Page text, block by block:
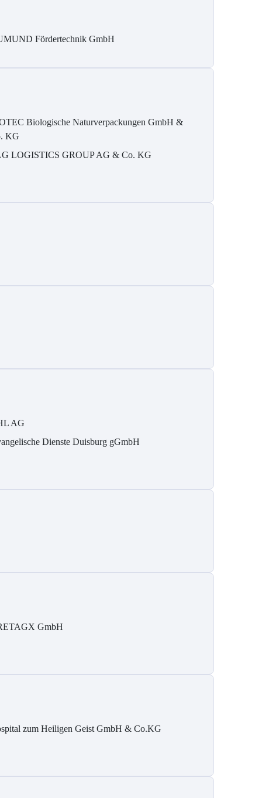
Fördertechnik GmbH
Biologische Naturverpackungen GmbH &
KG
LOGISTICS GROUP AG & Co. KG
AG
Dienste Duisburg gGmbH
GmbH
zum Heiligen Geist GmbH & Co.KG